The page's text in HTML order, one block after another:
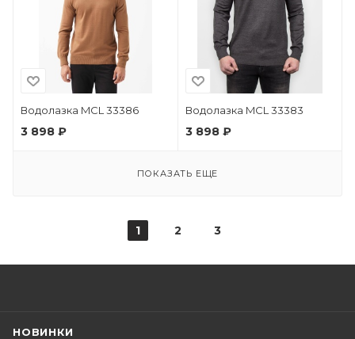
Водолазка MCL 33386
3 898 ₽
Водолазка MCL 33383
3 898 ₽
ПОКАЗАТЬ ЕЩЕ
1 2 3
НОВИНКИ